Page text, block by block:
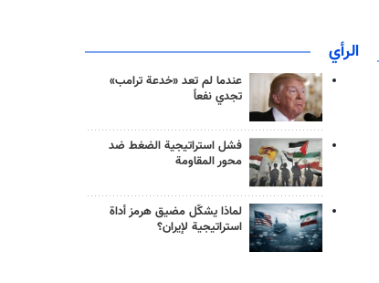
الرأي
عندما لم تعد «خدعة ترامب»
تجدي نفعاً
فشل استراتيجية الضغط ضد
محور المقاومة
لماذا يشكّل مضيق هرمز أداة
استراتيجية لإيران؟